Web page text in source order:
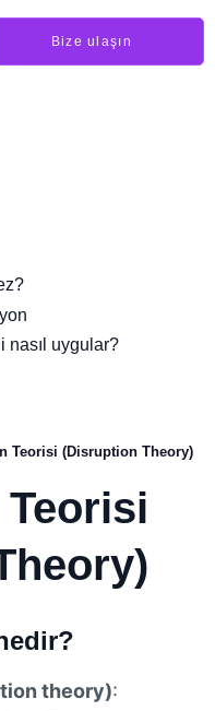
Bize ulaşın
nasıl uygular?
Teorisi (Disruption Theory)
theory):